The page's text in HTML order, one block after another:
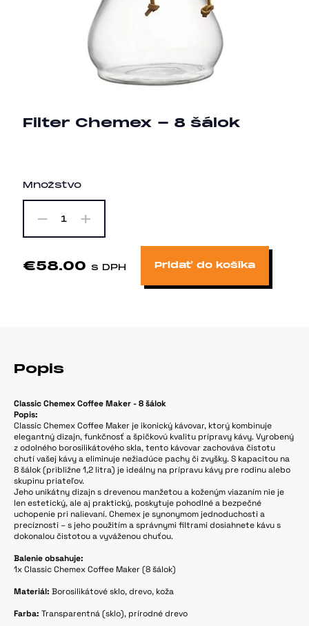
Filter Chemex - 8 šálok
Množstvo
- 1 +
€58.00 s DPH Pridať do košíka
Popis
Classic Chemex Coffee Maker - 8 šálok
Popis:
Classic Chemex Coffee Maker je ikonický kávovar, ktorý kombinuje
elegantný dizajn, funkčnosť a špičkovú kvalitu prípravy kávy. Vyrobený
z odolného borosilikátového skla, tento kávovar zachováva čistotu
chutí vašej kávy a eliminuje nežiadúce pachy či zvyšky. S kapacitou na
8 šálok (približne 1,2 litra) je ideálny na prípravu kávy pre rodinu alebo
skupinu priateľov.
Jeho unikátny dizajn s drevenou manžetou a koženým viazaním nie je
len estetický, ale aj praktický, poskytuje pohodlné a bezpečné
uchopenie pri nalievaní. Chemex je synonymom jednoduchosti a
precíznosti – s jeho použitím a správnymi filtrami dosiahnete kávu s
dokonalou čistotou a vyváženou chuťou.
Balenie obsahuje:
1x Classic Chemex Coffee Maker (8 šálok)
Materiál: Borosilikátové sklo, drevo, koža
Farba: Transparentná (sklo), prírodné drevo